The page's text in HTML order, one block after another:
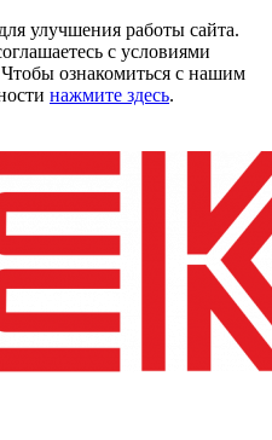
улучшения работы сайта.
с условиями
ознакомиться с нашим
нажмите здесь.